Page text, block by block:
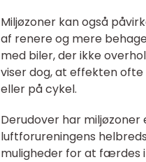
Miljøzoner kan også
af renere og mere
med biler, der ikke
viser dog, at effekten
eller på cykel.
Derudover har
luftforureningens
muligheder for at færdes